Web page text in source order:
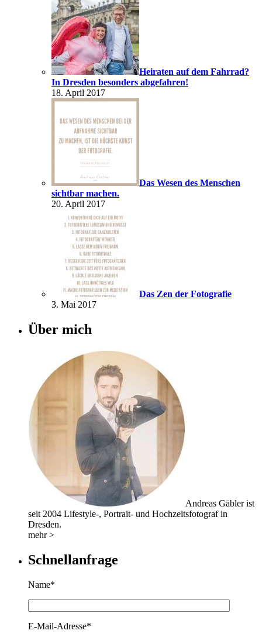
Heiraten auf dem Fahrrad?
In Dresden besonders abgefahren!
18. April 2017
Das Wesen des Menschen
sichtbar machen.
20. April 2017
Das Zen der Fotografie
3. Mai 2017
Über mich
Andreas Gäbler ist
seit 2004 Lifestyle-, Portrait- und Hochzeitsfotograf in
Dresden.
mehr >
Schnellanfrage
Name*
E-Mail-Adresse*